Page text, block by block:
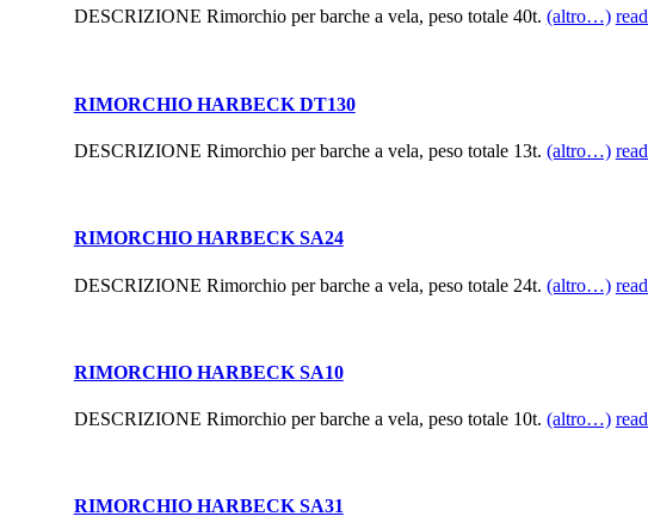
DESCRIZIONE Rimorchio per barche a vela, peso totale 40t. (altro…)
RIMORCHIO HARBECK DT130
DESCRIZIONE Rimorchio per barche a vela, peso totale 13t. (altro…)
RIMORCHIO HARBECK SA24
DESCRIZIONE Rimorchio per barche a vela, peso totale 24t. (altro…)
RIMORCHIO HARBECK SA10
DESCRIZIONE Rimorchio per barche a vela, peso totale 10t. (altro…)
RIMORCHIO HARBECK SA31